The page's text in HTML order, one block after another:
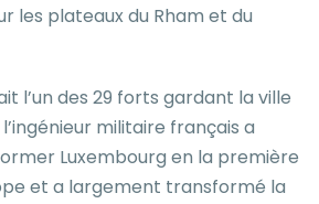
les plateaux du Rham et du
l’un des 29 forts gardant la ville
militaire français a
Luxembourg en la première
et a largement transformé la